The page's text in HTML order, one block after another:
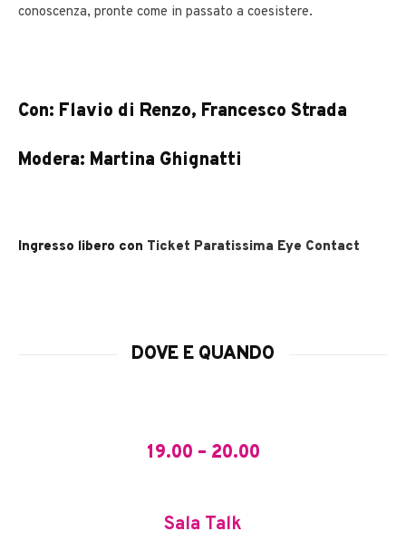
conoscenza, pronte come in passato a coesistere.
Con: Flavio di Renzo, Francesco Strada
Modera: Martina Ghignatti
Ingresso libero con Ticket Paratissima Eye Contact
DOVE E QUANDO
19.00 – 20.00
Sala Talk